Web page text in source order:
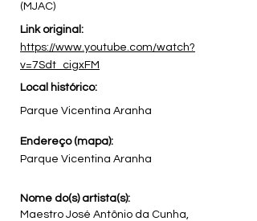
(MJAC)
Link original:
https://www.youtube.com/watch?
v=7Sdt_cigxFM
Local histórico:
Parque Vicentina Aranha
Endereço (mapa):
Parque Vicentina Aranha
Nome do(s) artista(s):
Maestro José Antônio da Cunha,